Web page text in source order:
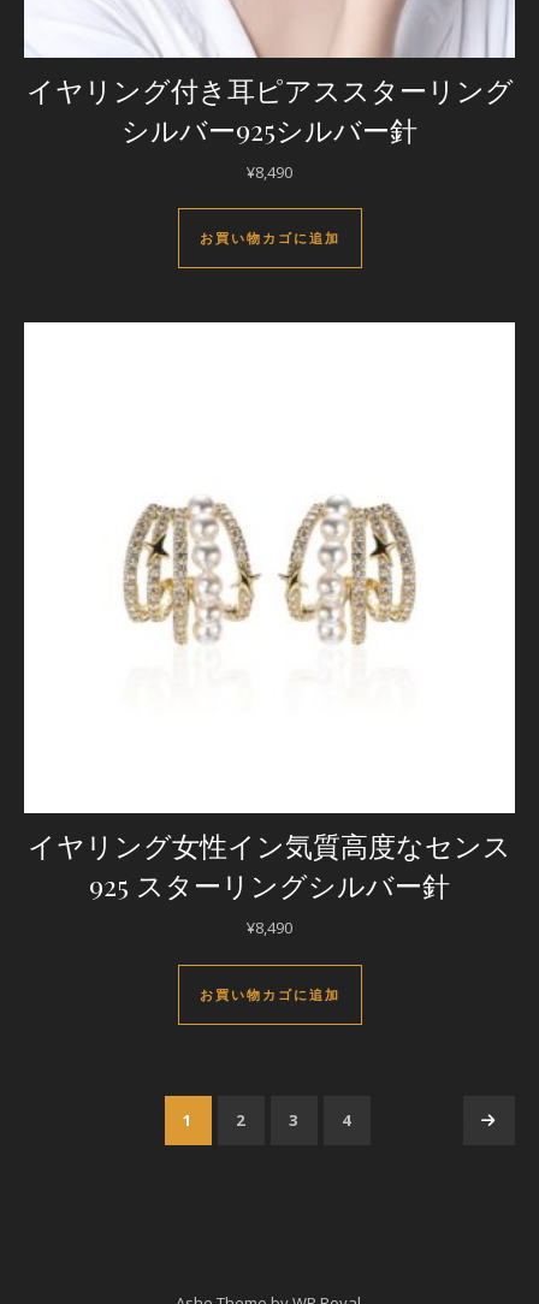
イヤリング付き耳ピアススターリング
シルバー925シルバー針
¥8,490
お買い物カゴに追加
イヤリング女性イン気質高度なセンス
925 スターリングシルバー針
¥8,490
お買い物カゴに追加
1 2 3 4